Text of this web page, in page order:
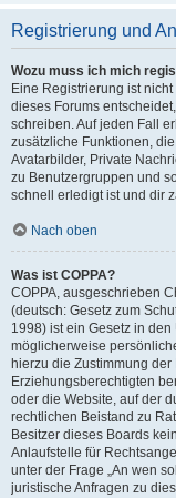
Registrierung und
Wozu muss ich mich
Eine Registrierung ist
dieses Forums
schreiben. Auf jeden Fall
zusätzliche Funktionen,
Avatarbilder, Private
zu Benutzergruppen und
schnell erledigt ist und dir
Nach oben
Was ist COPPA?
COPPA, ausgeschrieben
(deutsch: Gesetz zum
1998) ist ein Gesetz in
möglicherweise
hierzu die Zustimmung
Erziehungsberechtigten
oder die Website, auf der
rechtlichen Beistand zu
Besitzer dieses Boards
Anlaufstelle für
unter der Frage „An wen
juristische Anfragen zu